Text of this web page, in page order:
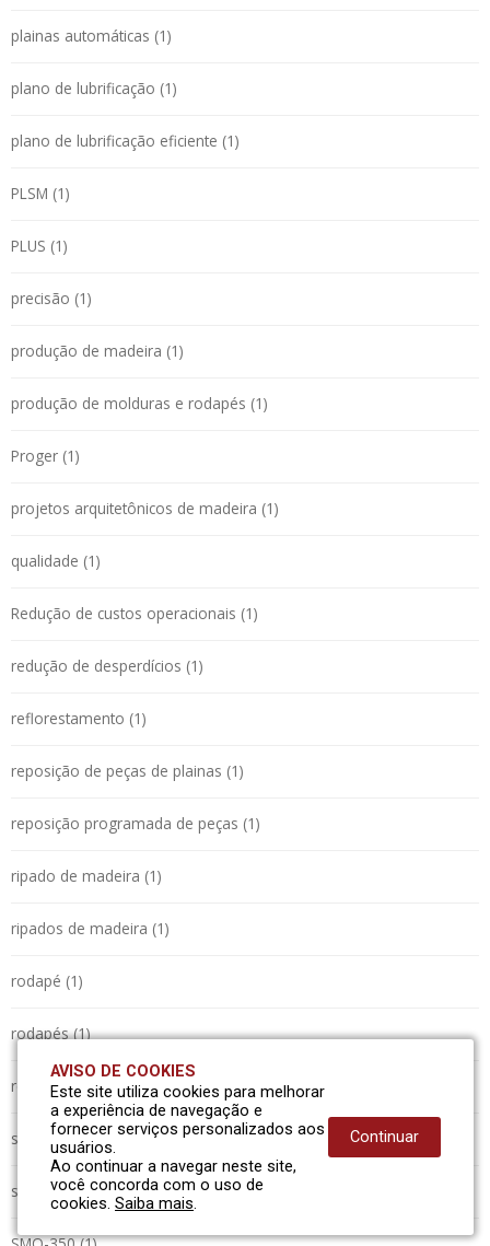
plainas automáticas (1)
plano de lubrificação (1)
plano de lubrificação eficiente (1)
PLSM (1)
PLUS (1)
precisão (1)
produção de madeira (1)
produção de molduras e rodapés (1)
Proger (1)
projetos arquitetônicos de madeira (1)
qualidade (1)
Redução de custos operacionais (1)
redução de desperdícios (1)
reflorestamento (1)
reposição de peças de plainas (1)
reposição programada de peças (1)
ripado de madeira (1)
ripados de madeira (1)
rodapé (1)
rodapés (1)
roliços (1)
serraria (1)
sistema automatizado (1)
AVISO DE COOKIES
Este site utiliza cookies para melhorar
a experiência de navegação e
fornecer serviços personalizados aos
usuários.
Ao continuar a navegar neste site,
você concorda com o uso de
cookies. Saiba mais.
Continuar